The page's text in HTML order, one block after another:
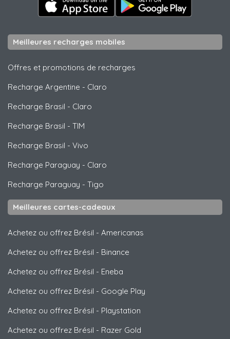
Meilleures recharges mobiles
Offres et promotions de recharges
Recharge Argentine - Claro
Recharge Brasil - Claro
Recharge Brasil - TIM
Recharge Brasil - Vivo
Recharge Paraguay - Claro
Recharge Paraguay - Tigo
Meilleures cartes-cadeaux
Achetez ou offrez Brésil - Americanas
Achetez ou offrez Brésil - Binance
Achetez ou offrez Brésil - Eneba
Achetez ou offrez Brésil - Google Play
Achetez ou offrez Brésil - Playstation
Achetez ou offrez Brésil - Razer Gold